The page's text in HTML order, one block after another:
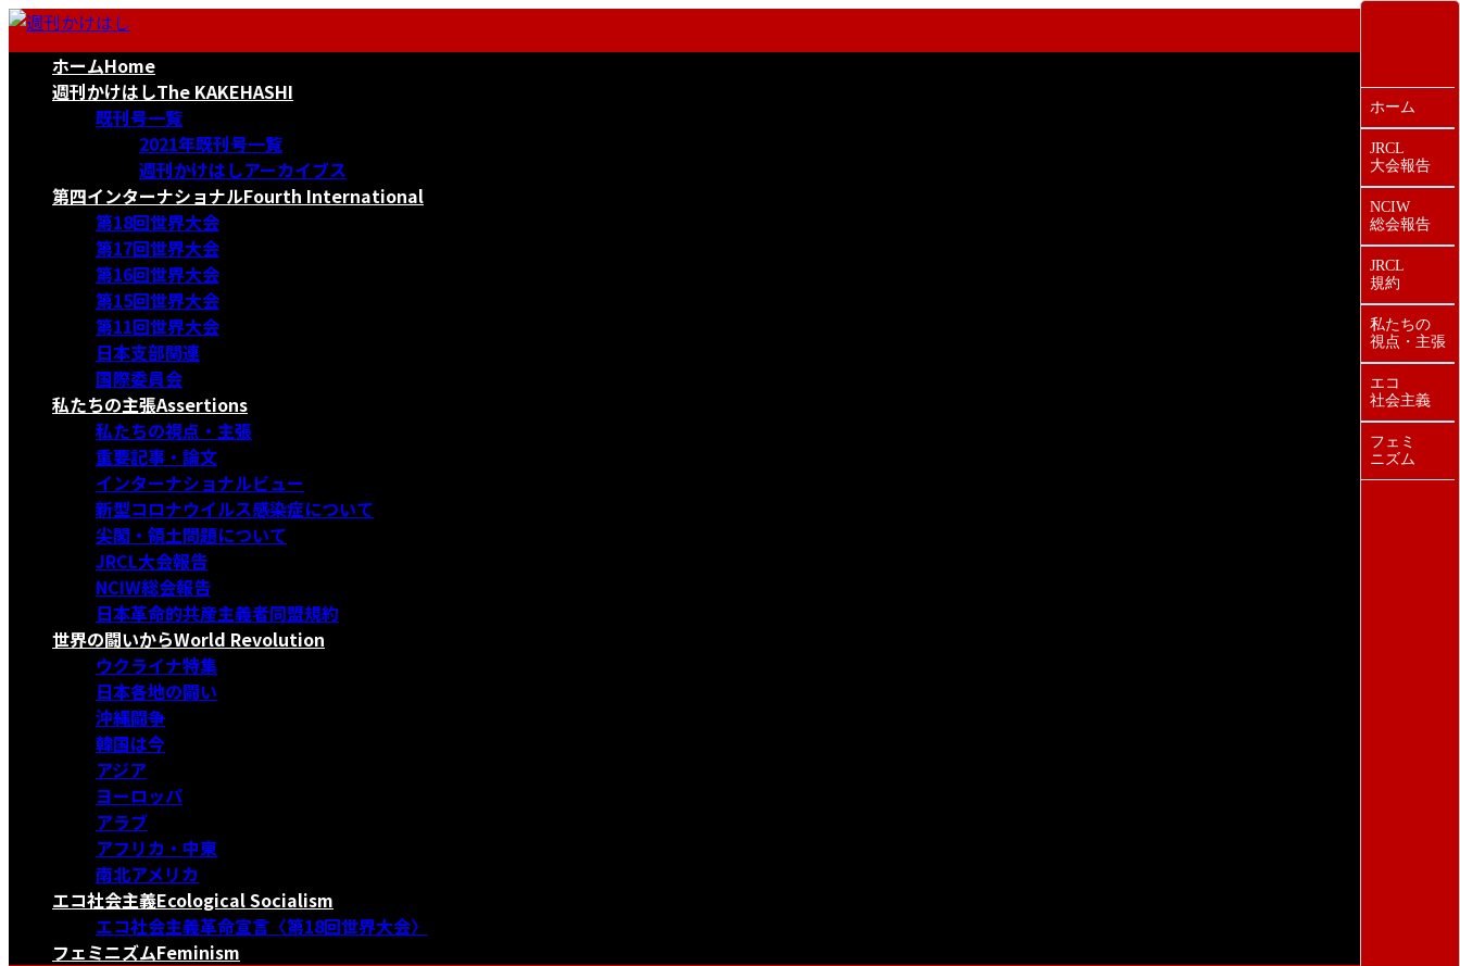
コ
ナ
ホームHome
週刊かけはしThe KAKEHASHI
既刊号一覧
2021年既刊号一覧
週刊かけはしアーカイブス
第四インターナショナルFourth International
第18回世界大会
第17回世界大会
第16回世界大会
第15回世界大会
第11回世界大会
日本支部関連
国際委員会
私たちの主張Assertions
私たちの視点・主張
重要記事・論文
インターナショナルビュー
新型コロナウイルス感染症について
尖閣・領土問題について
JRCL大会報告
NCIW総会報告
日本革命的共産主義者同盟規約
世界の闘いからWorld Revolution
ウクライナ特集
日本各地の闘い
沖縄闘争
韓国は今
アジア
ヨーロッパ
アラブ
アフリカ・中東
南北アメリカ
エコ社会主義Ecological Socialism
エコ社会主義革命宣言〈第18回世界大会〉
フェミニズムFeminism
ホーム
JRCL
大会報告
NCIW
総会報告
JRCL
規約
私たちの
視点・主張
エコ
社会主義
フェミ
ニズム